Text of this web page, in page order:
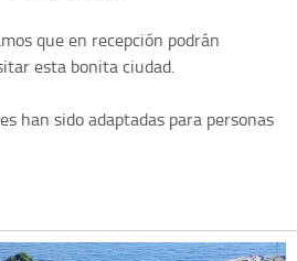
que en recepción podrán
esta bonita ciudad.
han sido adaptadas para personas